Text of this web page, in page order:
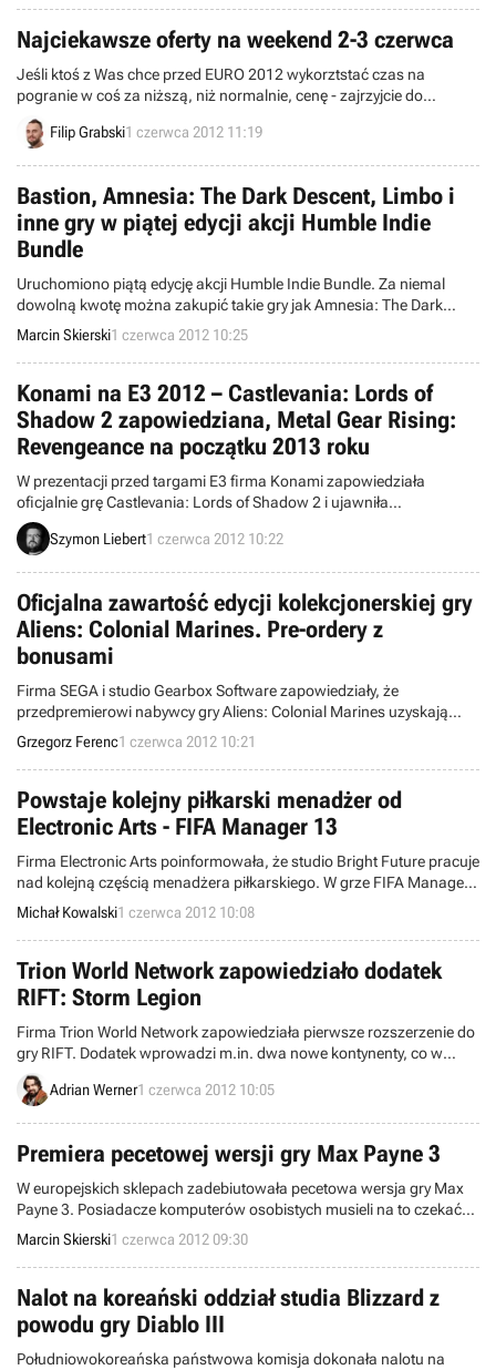
Najciekawsze oferty na weekend 2-3 czerwca
Jeśli ktoś z Was chce przed EURO 2012 wykorztstać czas na
pogranie w coś za niższą, niż normalnie, cenę - zajrzyjcie do
najbardziej interesujących promocji na ten weekend.
Filip Grabski1 czerwca 2012 11:19
Bastion, Amnesia: The Dark Descent, Limbo i
inne gry w piątej edycji akcji Humble Indie
Bundle
Uruchomiono piątą edycję akcji Humble Indie Bundle. Za niemal
dowolną kwotę można zakupić takie gry jak Amnesia: The Dark
Descent, Limbo, czy Psychonauts. Uiszczając nieco większą opłatę
otrzymamy dodatkowo bardzo dobrą produkcję Bastion.
Marcin Skierski1 czerwca 2012 10:25
Konami na E3 2012 – Castlevania: Lords of
Shadow 2 zapowiedziana, Metal Gear Rising:
Revengeance na początku 2013 roku
W prezentacji przed targami E3 firma Konami zapowiedziała
oficjalnie grę Castlevania: Lords of Shadow 2 i ujawniła
dokładniejszą datę premiery Metal Gear Rising: Revengeance.
Koncern opowiedział też o paru innych tytułach i niespodziankach.
Szymon Liebert1 czerwca 2012 10:22
Oficjalna zawartość edycji kolekcjonerskiej gry
Aliens: Colonial Marines. Pre-ordery z
bonusami
Firma SEGA i studio Gearbox Software zapowiedziały, że
przedpremierowi nabywcy gry Aliens: Colonial Marines uzyskają
dostęp do grywalnych postaci inspirowanych bohaterami filmu
Jamesa Camerona. Ponadto oficjalnie ujawniono zawartość edycji
kolekcjonerskiej.
Grzegorz Ferenc1 czerwca 2012 10:21
Powstaje kolejny piłkarski menadżer od
Electronic Arts - FIFA Manager 13
Firma Electronic Arts poinformowała, że studio Bright Future pracuje
nad kolejną częścią menadżera piłkarskiego. W grze FIFA Manager
13 większy nacisk niż w poprzednich częściach cyklu zostanie
położony na osobowość piłkarzy, ich cele oraz relacje z innymi
członkami drużyny.
Michał Kowalski1 czerwca 2012 10:08
Trion World Network zapowiedziało dodatek
RIFT: Storm Legion
Firma Trion World Network zapowiedziała pierwsze rozszerzenie do
gry RIFT. Dodatek wprowadzi m.in. dwa nowe kontynenty, co w
sumie potroi dostępny dla graczy teren.
Adrian Werner1 czerwca 2012 10:05
Premiera pecetowej wersji gry Max Payne 3
W europejskich sklepach zadebiutowała pecetowa wersja gry Max
Payne 3. Posiadacze komputerów osobistych musieli na to czekać
dwa tygodnie dłużej od użytkowników PlayStation 3 oraz Xboksa
360. Od premiery drugiej odsłony serii Max Payne minęło niemal
dziewięć lat.
Marcin Skierski1 czerwca 2012 09:30
Nalot na koreański oddział studia Blizzard z
powodu gry Diablo III
Południowokoreańska państwowa komisja dokonała nalotu na